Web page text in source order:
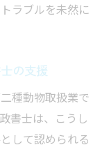
ラブルを未然に
の支援
種動物取扱業で
書士は、こうし
して認められる